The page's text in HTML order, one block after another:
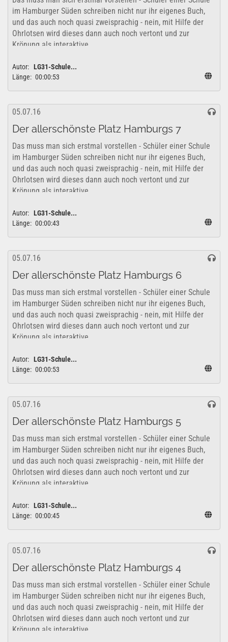
im Hamburger Süden schreiben nicht nur ihr eigenes Buch,
und das auch noch quasi zweisprachig - nein, mit Hilfe der
Ohrlotsen wird dieses dann auch noch vertont und zur
Krönung als interaktive...
Autor: LG31-Schule...
Länge: 00:00:53
05.07.16
Der allerschönste Platz Hamburgs 7
Das muss man sich erstmal vorstellen - Schüler einer Schule
im Hamburger Süden schreiben nicht nur ihr eigenes Buch,
und das auch noch quasi zweisprachig - nein, mit Hilfe der
Ohrlotsen wird dieses dann auch noch vertont und zur
Krönung als interaktive...
Autor: LG31-Schule...
Länge: 00:00:43
05.07.16
Der allerschönste Platz Hamburgs 6
Das muss man sich erstmal vorstellen - Schüler einer Schule
im Hamburger Süden schreiben nicht nur ihr eigenes Buch,
und das auch noch quasi zweisprachig - nein, mit Hilfe der
Ohrlotsen wird dieses dann auch noch vertont und zur
Krönung als interaktive...
Autor: LG31-Schule...
Länge: 00:00:53
05.07.16
Der allerschönste Platz Hamburgs 5
Das muss man sich erstmal vorstellen - Schüler einer Schule
im Hamburger Süden schreiben nicht nur ihr eigenes Buch,
und das auch noch quasi zweisprachig - nein, mit Hilfe der
Ohrlotsen wird dieses dann auch noch vertont und zur
Krönung als interaktive...
Autor: LG31-Schule...
Länge: 00:00:45
05.07.16
Der allerschönste Platz Hamburgs 4
Das muss man sich erstmal vorstellen - Schüler einer Schule
im Hamburger Süden schreiben nicht nur ihr eigenes Buch,
und das auch noch quasi zweisprachig - nein, mit Hilfe der
Ohrlotsen wird dieses dann auch noch vertont und zur
Krönung als interaktive...